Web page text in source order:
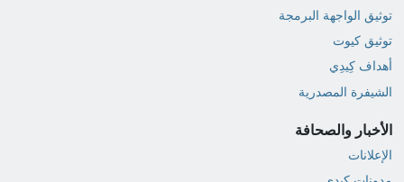
توثيق الواجهة البرمجة
توثيق كيوت
أهداف كِيدِي
الشيفرة المصدرية
الأخبار والصحافة
الإعلانات